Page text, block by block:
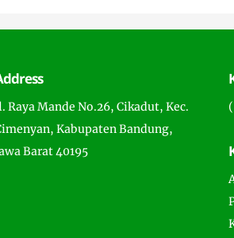
Raya Mande No.26, Cikadut, Kec.
Kabupaten Bandung,
Barat 40195